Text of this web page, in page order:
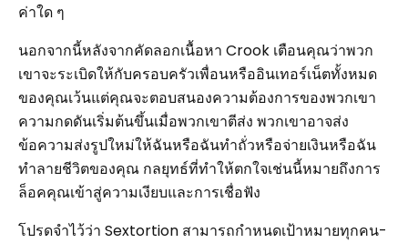
ค่าใด ๆ
นอกจากนี้หลังจากคัดลอกเนื้อหา Crook เตือนคุณว่าพวก
เขาจะระเบิดให้กับครอบครัวเพื่อนหรืออินเทอร์เน็ตทั้งหมด
ของคุณเว้นแต่คุณจะตอบสนองความต้องการของพวกเขา
ความกดดันเริ่มต้นขึ้นเมื่อพวกเขาตีส่ง พวกเขาอาจส่ง
ข้อความส่งรูปใหม่ให้ฉันหรือฉันทำถั่วหรือจ่ายเงินหรือฉัน
ทำลายชีวิตของคุณ กลยุทธ์ที่ทำให้ตกใจเช่นนี้หมายถึงการ
ล็อคคุณเข้าสู่ความเงียบและการเชื่อฟัง
โปรดจำไว้ว่า Sextortion สามารถกำหนดเป้าหมายทุกคน-